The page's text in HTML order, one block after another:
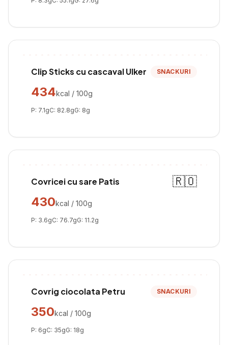
Clip Sticks cu cascaval Ulker SNACKURI
434kcal / 100g
P: 7.1gC: 82.8gG: 8g
Covricei cu sare Patis
🇷🇴
430kcal / 100g
P: 3.6gC: 76.7gG: 11.2g
Covrig ciocolata Petru SNACKURI
350kcal / 100g
P: 6gC: 35gG: 18g